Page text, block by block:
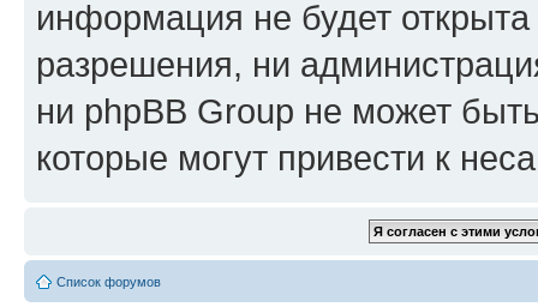
информация не будет
разрешения, ни
ни phpBB Group не может
которые могут привести к
Список форумов